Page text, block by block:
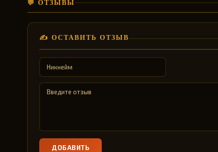
💬 ОТЗЫВЫ
✍️ ОСТАВИТЬ ОТЗЫВ
ДОБАВИТЬ